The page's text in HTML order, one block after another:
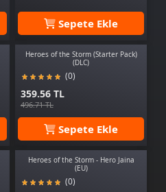
Sepete Ekle
Heroes of the Storm (Starter Pack)
(DLC)
(0)
359.56 TL
496.71 TL
Sepete Ekle
Heroes of the Storm - Hero Jaina
(EU)
(0)